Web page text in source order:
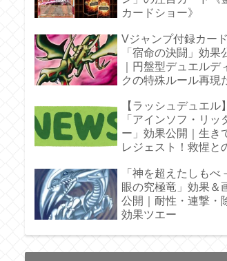
カードショー》
Vジャンプ付録カード
「宿命の決闘」効果
｜円盤型デュエルデ
クの特殊ルール再現
【ラッシュデュエル】
「アインソフ・リッ
ー」効果公開｜生き
レジェスト！救惺と
「神を超えたしもべ
眼の究極竜」効果＆
公開｜耐性・連撃・
効果ツエー